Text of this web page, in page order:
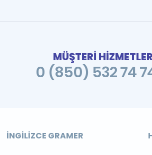
MÜŞTERİ
0 (850) 532 74
İNGILIZCE GRAMER